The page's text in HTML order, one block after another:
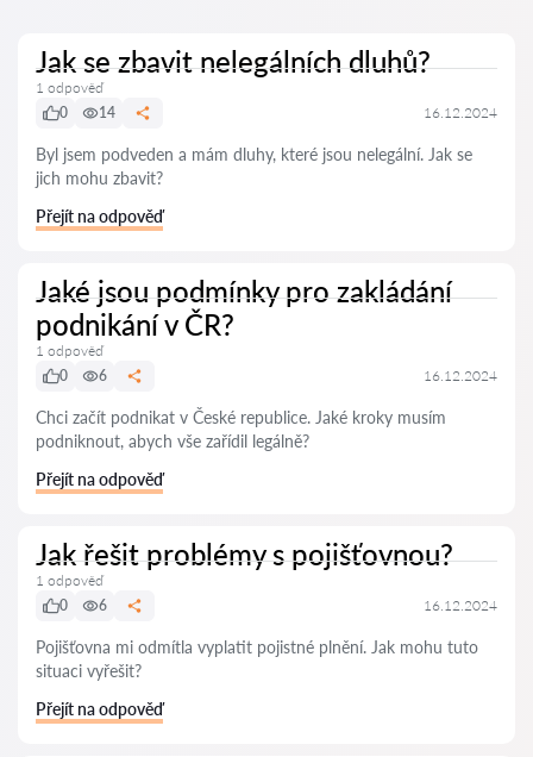
Jak se zbavit nelegálních dluhů?
1 odpověď
0
14 16.12.2024
Byl jsem podveden a mám dluhy, které jsou nelegální. Jak se
jich mohu zbavit?
Přejít na odpověď
Jaké jsou podmínky pro zakládání
podnikání v ČR?
1 odpověď
0
6 16.12.2024
Chci začít podnikat v České republice. Jaké kroky musím
podniknout, abych vše zařídil legálně?
Přejít na odpověď
Jak řešit problémy s pojišťovnou?
1 odpověď
0
6 16.12.2024
Pojišťovna mi odmítla vyplatit pojistné plnění. Jak mohu tuto
situaci vyřešit?
Přejít na odpověď